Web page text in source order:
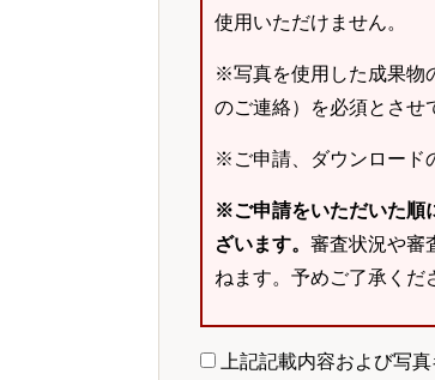
使用いただけません。
※写真を使用した成果物
のご連絡）を必須とさせ
※ご申請、ダウンロード
※ご申請をいただいた順
ざいます。 審査状況や審
ねます。予めご了承くだ
上記記載内容および写